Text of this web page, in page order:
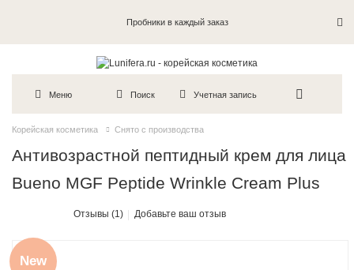
Пробники в каждый заказ
Меню Поиск Учетная запись
Корейская косметика Снято с производства
Антивозрастной пептидный крем для лица
Bueno MGF Peptide Wrinkle Cream Plus
Отзывы (1) Добавьте ваш отзыв
New